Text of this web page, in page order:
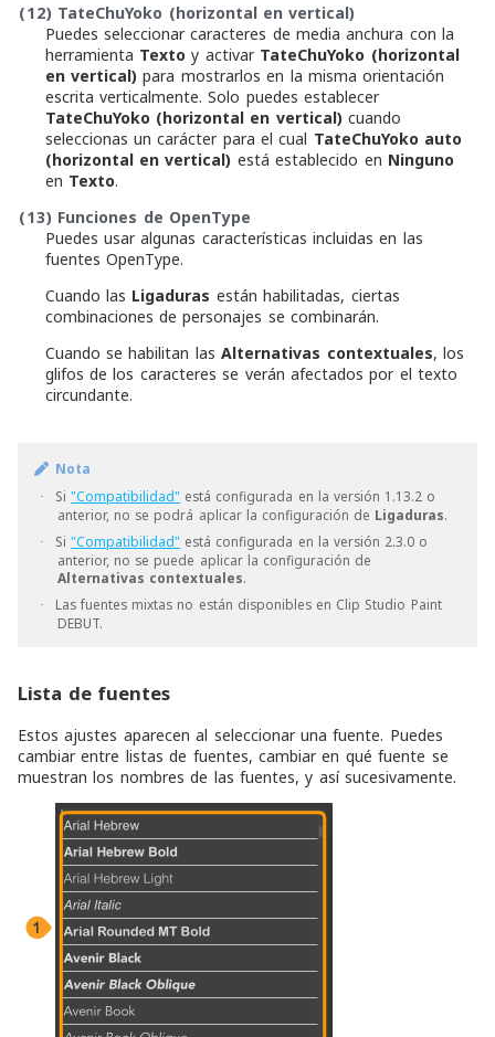
(12) TateChuYoko (horizontal en vertical)
Puedes seleccionar caracteres de media anchura con la
herramienta Texto y activar TateChuYoko (horizontal
en vertical) para mostrarlos en la misma orientación
escrita verticalmente. Solo puedes establecer
TateChuYoko (horizontal en vertical) cuando
seleccionas un carácter para el cual TateChuYoko auto
(horizontal en vertical) está establecido en Ninguno
en Texto.
(13) Funciones de OpenType
Puedes usar algunas características incluidas en las
fuentes OpenType.
Cuando las Ligaduras están habilitadas, ciertas
combinaciones de personajes se combinarán.
Cuando se habilitan lasAlternativas contextuales, los
glifos de los caracteres se verán afectados por el texto
circundante.
Nota
· Si"Compatibilidad" está configurada en la versión 1.13.2 o
anterior, no se podrá aplicar la configuración de Ligaduras.
· Si"Compatibilidad" está configurada en la versión 2.3.0 o
anterior, no se puede aplicar la configuración de
Alternativas contextuales.
·
Las fuentes mixtas no están disponibles en Clip Studio Paint
DEBUT.
Lista de fuentes
Estos ajustes aparecen al seleccionar una fuente. Puedes
cambiar entre listas de fuentes, cambiar en qué fuente se
muestran los nombres de las fuentes, y así sucesivamente.